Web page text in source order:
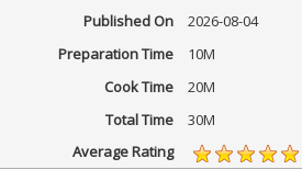
Published On
2026-08-04
Preparation Time
10M
Cook Time
20M
Total Time
30M
Average Rating